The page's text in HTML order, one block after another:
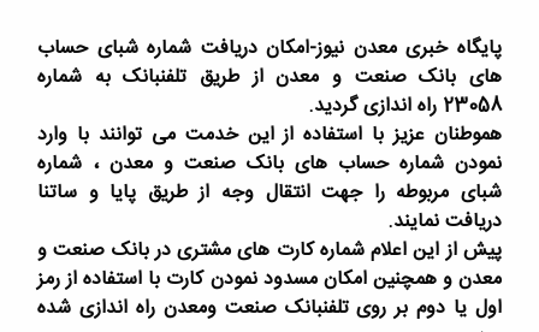
پایگاه خبری معدن نیوز-امکان دریافت شماره شبای حساب
های بانک صنعت و معدن از طریق تلفنبانک به شماره
23058 راه اندازی گردید.
هموطنان عزیز با استفاده از این خدمت می توانند با وارد
نمودن شماره حساب های بانک صنعت و معدن ، شماره
شبای مربوطه را جهت انتقال وجه از طریق پایا و ساتنا
دریافت نمایند.
پیش از این اعلام شماره کارت های مشتری در بانک صنعت و
معدن و همچنین امکان مسدود نمودن کارت با استفاده از رمز
اول یا دوم بر روی تلفنبانک صنعت ومعدن راه اندازی شده